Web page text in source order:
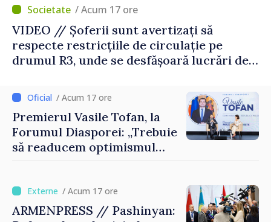
/ Acum 17 ore
VIDEO // Șoferii sunt avertizați să
respecte restricțiile de circulație pe
drumul R3, unde se desfășoară lucrări de
/ Acum 17 ore
Premierul Vasile Tofan, la
Forumul Diasporei: „Trebuie
să readucem optimismul
direcția corectă”
/ Acum 17 ore
ARMENPRESS // Pashinyan: